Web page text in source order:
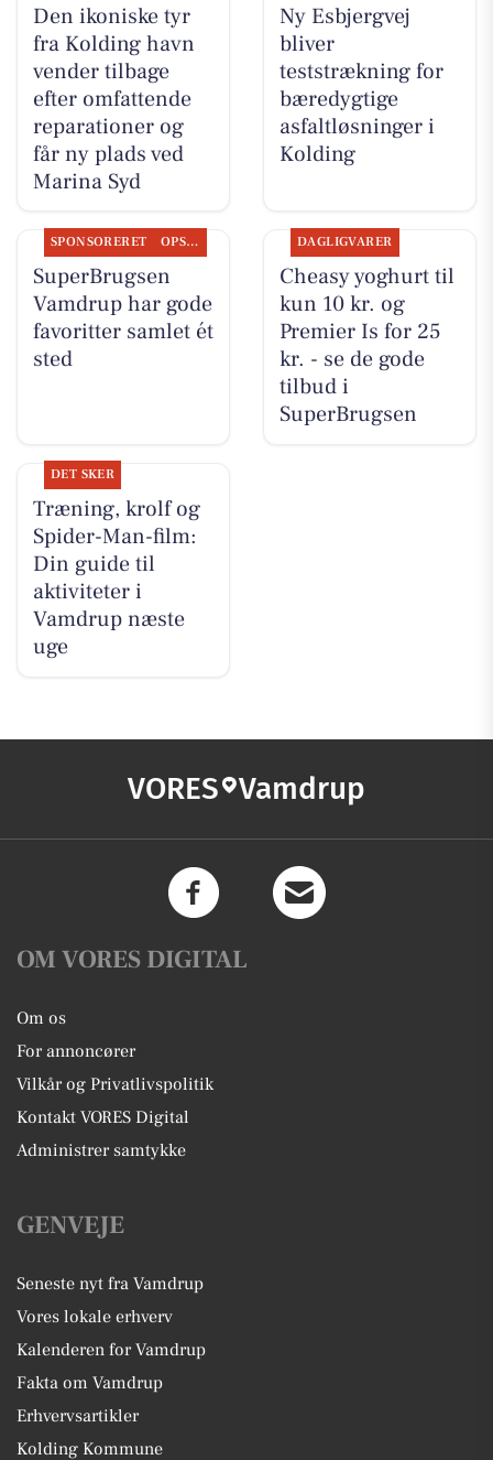
Den ikoniske tyr
fra Kolding havn
vender tilbage
efter omfattende
reparationer og
får ny plads ved
Marina Syd
Ny Esbjergvej
bliver
teststrækning for
bæredygtige
asfaltløsninger i
Kolding
SPONSORERET OPSLAGSTAVLEN
SuperBrugsen
Vamdrup har gode
favoritter samlet ét
sted
DAGLIGVARER
Cheasy yoghurt til
kun 10 kr. og
Premier Is for 25
kr. - se de gode
tilbud i
SuperBrugsen
DET SKER
Træning, krolf og
Spider-Man-film:
Din guide til
aktiviteter i
Vamdrup næste
uge
VORES Vamdrup
OM VORES DIGITAL
Om os
For annoncører
Vilkår og Privatlivspolitik
Kontakt VORES Digital
Administrer samtykke
GENVEJE
Seneste nyt fra Vamdrup
Vores lokale erhverv
Kalenderen for Vamdrup
Fakta om Vamdrup
Erhvervsartikler
Kolding Kommune